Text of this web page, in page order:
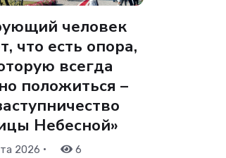
человек
что есть опора,
всегда
положиться –
Небесной»
2026 • 6